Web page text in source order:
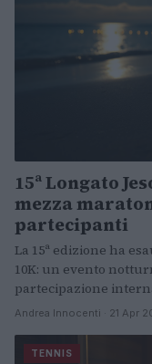
15ª Longato
mezza
partecipanti
La 15ª edizione ha
10K: un evento
partecipazione
Andrea Innocenti · 21 Apr
TENNIS